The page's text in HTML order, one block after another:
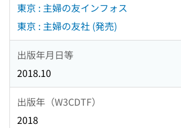
東京 : 主婦の友インフォス
東京 : 主婦の友社 (発売)
出版年月日等
2018.10
出版年（W3CDTF）
2018